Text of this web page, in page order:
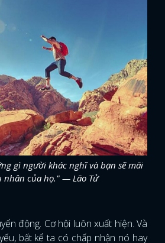
gì người khác nghĩ và bạn sẽ mãi
nhân của họ." — Lão Tử
động. Cơ hội luôn xuất hiện. Và
bất kể ta có chấp nhận nó hay